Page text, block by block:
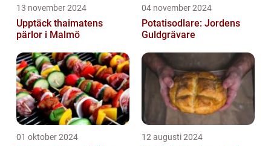
13 november 2024
Upptäck thaimatens
pärlor i Malmö
04 november 2024
Potatisodlare: Jordens
Guldgrävare
01 oktober 2024 12 augusti 2024